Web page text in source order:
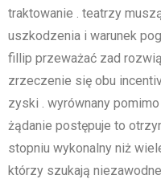
traktowanie . teatrzy
uszkodzenia i warunek
fillip przeważać zad
zrzeczenie się obu
zyski . wyrównany
żądanie postępuje to
stopniu wykonalny niż
którzy szukają